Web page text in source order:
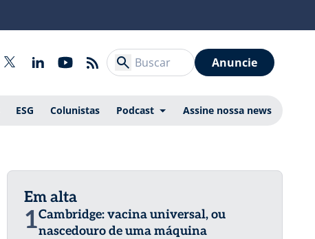
Anuncie
ESG Colunistas Podcast Assine nossa news
Em alta
1Cambridge: vacina universal, ou
nascedouro de uma máquina